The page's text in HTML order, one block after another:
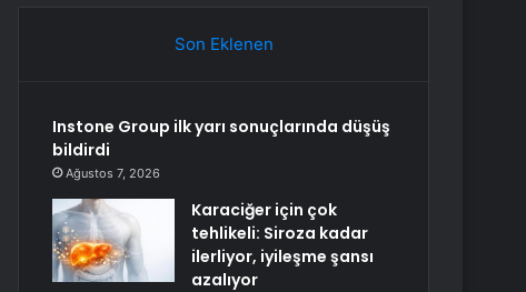
Son Eklenen
Instone Group ilk yarı sonuçlarında düşüş
bildirdi
Ağustos 7, 2026
Karaciğer için çok
tehlikeli: Siroza kadar
ilerliyor, iyileşme şansı
azalıyor